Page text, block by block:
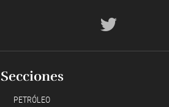
Secciones
PETRÓLEO